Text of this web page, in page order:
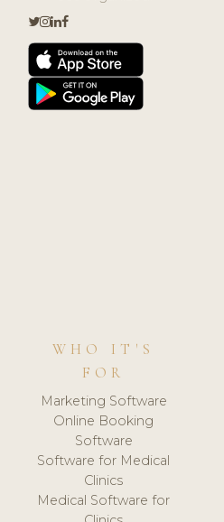
WHO IT'S
FOR
Marketing Software
Online Booking
Software
Software for Medical
Clinics
Medical Software for